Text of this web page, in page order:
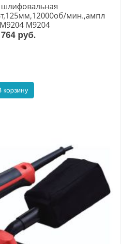
мин.,ампл
M9204
руб.
корзину